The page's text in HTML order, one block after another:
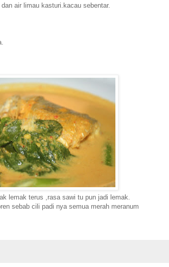
air limau kasturi.kacau sebentar.
lemak terus ,rasa sawi tu pun jadi lemak.
sebab cili padi nya semua merah meranum